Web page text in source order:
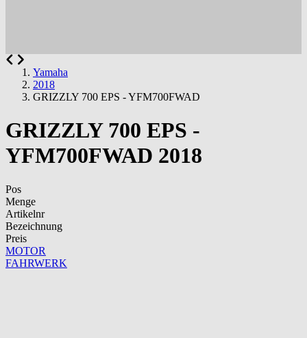
Yamaha
2018
GRIZZLY 700 EPS - YFM700FWAD
GRIZZLY 700 EPS -
YFM700FWAD 2018
Pos
Menge
Artikelnr
Bezeichnung
Preis
MOTOR
FAHRWERK